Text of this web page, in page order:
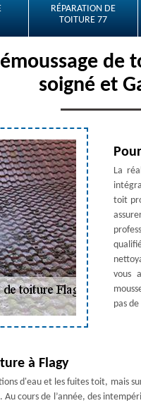
RÉPARATION DE
TOITURE 77
de
soigné et
La
toit
vous
pas
à Flagy
d'eau et les fuites toit, mais
cours de l’année, des